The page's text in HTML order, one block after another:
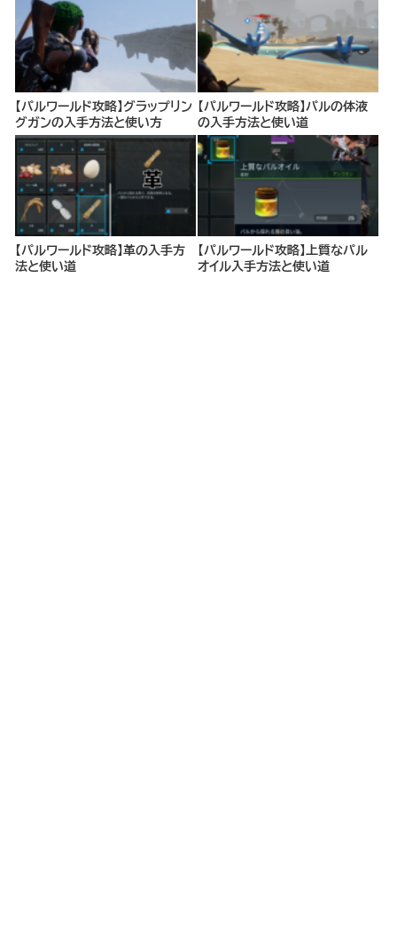
【パルワールド攻略】グラップリン
グガンの入手方法と使い方
【パルワールド攻略】パルの体液
の入手方法と使い道
【パルワールド攻略】革の入手方
法と使い道
【パルワールド攻略】上質なパル
オイル入手方法と使い道